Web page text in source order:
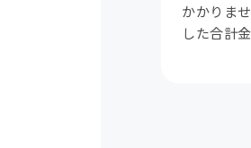
かかりま
した合計